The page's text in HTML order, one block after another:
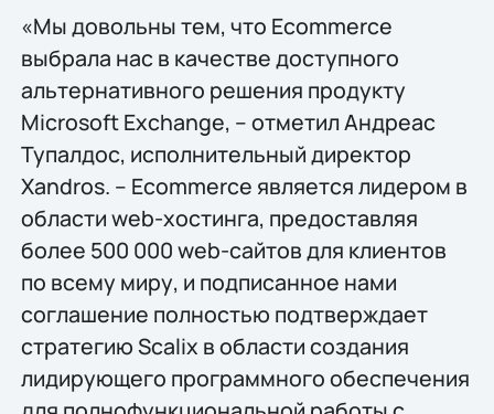
«Мы довольны тем, что Ecommerce
выбрала нас в качестве доступного
альтернативного решения продукту
Microsoft Exchange, – отметил Андреас
Тупалдос, исполнительный директор
Xandros. – Ecommerce является лидером в
области web-хостинга, предоставляя
более 500 000 web-сайтов для клиентов
по всему миру, и подписанное нами
соглашение полностью подтверждает
стратегию Scalix в области создания
лидирующего программного обеспечения